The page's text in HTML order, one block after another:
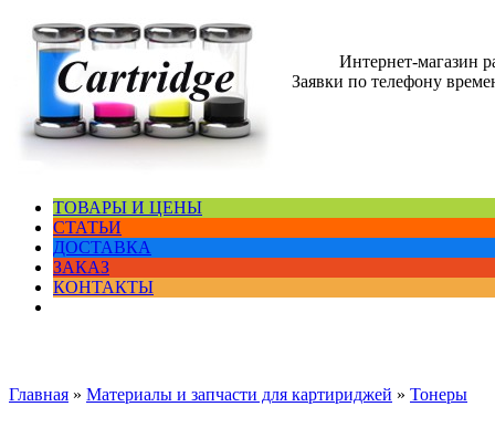
Интернет-магазин
Заявки по телефону
ТОВАРЫ И ЦЕНЫ
СТАТЬИ
ДОСТАВКА
ЗАКАЗ
КОНТАКТЫ
Главная » Материалы и запчасти для картириджей » Тонеры